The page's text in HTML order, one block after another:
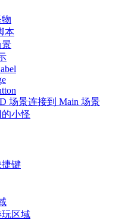
本
景
场景连接到 Main 场景
小怪
键
区域